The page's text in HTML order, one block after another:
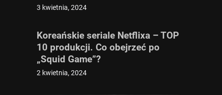
3 kwietnia, 2024
Koreańskie seriale Netflixa – TOP
10 produkcji. Co obejrzeć po
„Squid Game”?
2 kwietnia, 2024